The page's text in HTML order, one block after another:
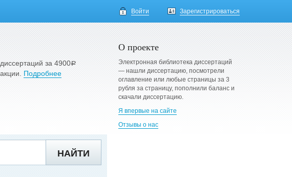
Войти Зарегистрироваться
за 4900a
Подробнее
О проекте
Электронная библиотека диссертаций
— нашли диссертацию, посмотрели
оглавление или любые страницы за 3
рубля за страницу, пополнили баланс и
скачали диссертацию.
Я впервые на сайте
Отзывы о нас
НАЙТИ